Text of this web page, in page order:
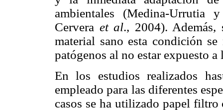
ambientales (Medina-Urrutia
Cervera et al., 2004).
material sano esta condición
patógenos al no estar expuesto a
En los estudios realizados
empleado para las diferentes
casos se ha utilizado papel